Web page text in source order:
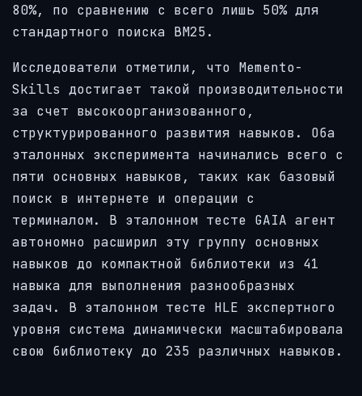
80%, по сравнению с всего лишь 50% для
стандартного поиска BM25.
Исследователи отметили, что Memento-
Skills достигает такой производительности
за счет высокоорганизованного,
структурированного развития навыков. Оба
эталонных эксперимента начинались всего с
пяти основных навыков, таких как базовый
поиск в интернете и операции с
терминалом. В эталонном тесте GAIA агент
автономно расширил эту группу основных
навыков до компактной библиотеки из 41
навыка для выполнения разнообразных
задач. В эталонном тесте HLE экспертного
уровня система динамически масштабировала
свою библиотеку до 235 различных навыков.